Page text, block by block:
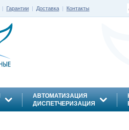
| Гарантии | Доставка | Контакты
АВТОМАТИЗАЦИЯ
ДИСПЕТЧЕРИЗАЦИЯ